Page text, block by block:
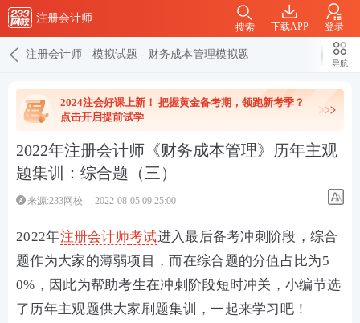
注册会计师
下载APP 登录
搜索
注册会计师 - 模拟试题 - 财务成本管理模拟题
导航
2024注会好课上新！ 把握黄金备考期，领跑新考季？
点击开启提前试学
2022年注册会计师《财务成本管理》历年主观
题集训：综合题（三）
来源:233网校 2022-08-05 09:25:00
2022年注册会计师考试进入最后备考冲刺阶段，综合
题作为大家的薄弱项目，而在综合题的分值占比为5
0%，因此为帮助考生在冲刺阶段短时冲关，小编节选
了历年主观题供大家刷题集训，一起来学习吧！